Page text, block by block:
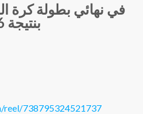
في نهائي بطولة كرة
بنتيجة 6-2
738795324521737